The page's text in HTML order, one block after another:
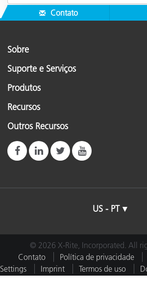
Contato
Sobre
Suporte e Serviços
Produtos
Recursos
Outros Recursos
US - PT
© 2026 X-Rite, Incorporated. All
Contato
Política de privacidade
Settings
Imprint Termos de uso